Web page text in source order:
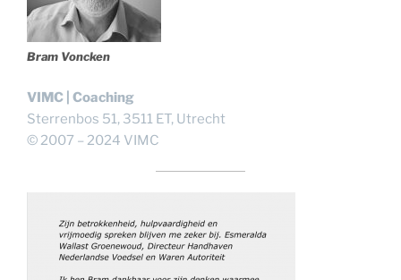
Bram Voncken
VIMC | Coaching
Sterrenbos 51, 3511 ET, Utrecht
© 2007 – 2024 VIMC